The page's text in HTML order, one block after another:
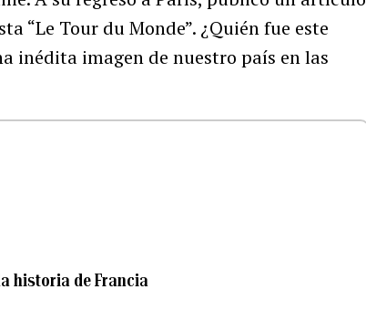
“Le Tour du Monde”. ¿Quién fue este
inédita imagen de nuestro país en las
historia de Francia